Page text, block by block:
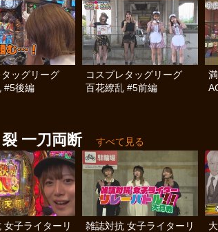
タッグリーグ
#5後編
コスプレタッグリーグ
百花繚乱 #5前編
一刀両断 すべて見る
女子ライターリ
雑誌対抗 女子ライターリ